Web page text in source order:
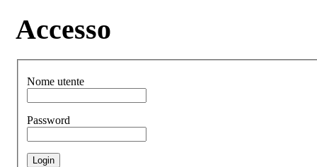
Accesso
Nome utente
Password